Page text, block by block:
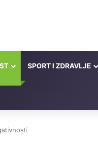
SPORT I ZDRAVLJE